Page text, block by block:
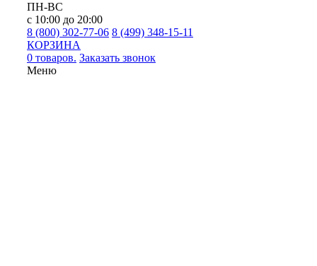
ПН-ВС
с 10:00 до 20:00
8 (800) 302-77-06 8 (499) 348-15-11
КОРЗИНА
0 товаров. Заказать звонок
Меню